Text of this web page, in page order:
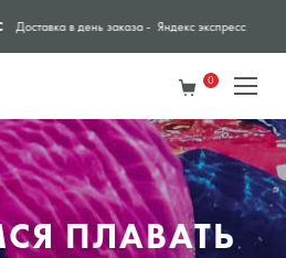
Доставка в день заказа - Яндекс экспресс
0
ПЛАВАТЬ